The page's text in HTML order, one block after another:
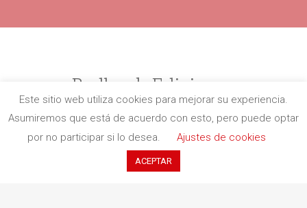
Redbook Ediciones
Quiénes somos
Información de envío
Aviso legal
Protección de datos
Este sitio web utiliza cookies para mejorar su experiencia.
Asumiremos que está de acuerdo con esto, pero puede optar
por no participar si lo desea.
Ajustes de cookies
ACEPTAR